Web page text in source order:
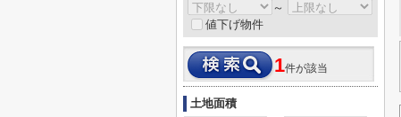
～
値下げ物件
1件が該当
土地面積